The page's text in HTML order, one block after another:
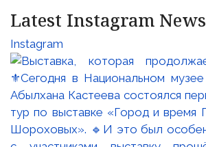
Latest Instagram News
Instagram